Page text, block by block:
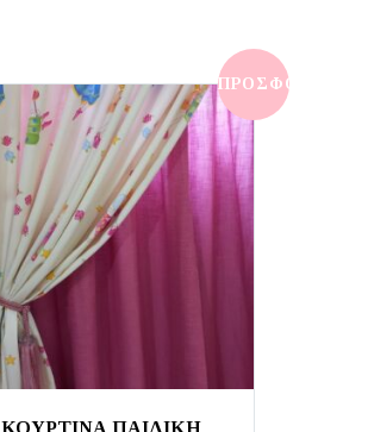
ΠΡΟΣΦΟΡΆ!
ΚΟΥΡΤΙΝΑ ΠΑΙΔΙΚΗ